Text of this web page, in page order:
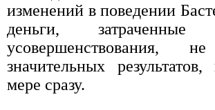
изменений в поведении
деньги,
усовершенствования,
значительных
мере сразу.